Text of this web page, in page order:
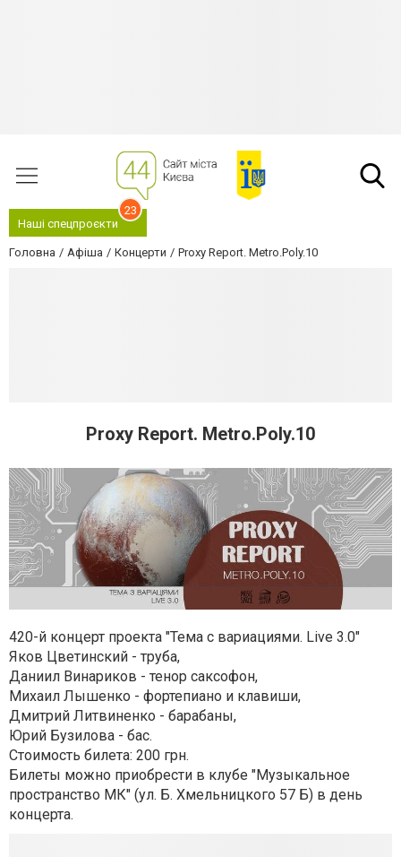
Наші спецпроєкти
23
Головна Афіша Концерти Proxy Report. Metro.Poly.10
Proxy Report. Metro.Poly.10
420-й концерт проекта "Тема с вариациями. Live 3.0"
Яков Цветинский - труба,
Даниил Винариков - тенор саксофон,
Михаил Лышенко - фортепиано и клавиши,
Дмитрий Литвиненко - барабаны,
Юрий Бузилова - бас.
Стоимость билета: 200 грн.
Билеты можно приобрести в клубе "Музыкальное
пространство МК" (ул. Б. Хмельницкого 57 Б) в день
концерта.